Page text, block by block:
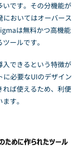
です。その分機能が
おいてはオーバース
は無料かつ高機能
ールです。
入できるという特徴が
に必要なUIのデザイン
ば使えるため、利便
す。